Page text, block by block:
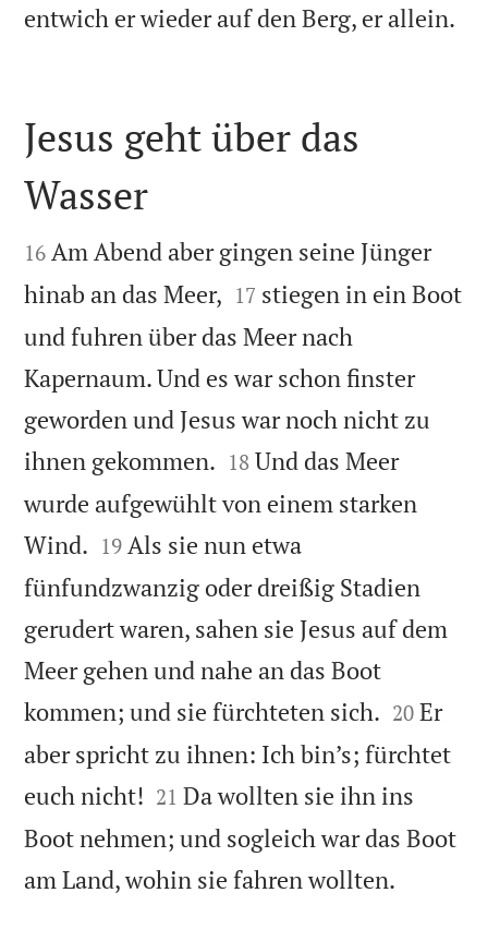
entwich er wieder auf den Berg, er allein.

Jesus geht über das
Wasser

16 Am Abend aber gingen seine Jünger
hinab an das Meer, 

17 stiegen in ein Boot
und fuhren über das Meer nach
Kapernaum. Und es war schon finster
geworden und Jesus war noch nicht zu
ihnen gekommen. 

18 Und das Meer
wurde aufgewühlt von einem starken
Wind. 

19 Als sie nun etwa
fünfundzwanzig oder dreißig Stadien
gerudert waren, sahen sie Jesus auf dem
Meer gehen und nahe an das Boot
kommen; und sie fürchteten sich. 

20 Er
aber spricht zu ihnen: Ich bin’s; fürchtet
euch nicht! 

21 Da wollten sie ihn ins
Boot nehmen; und sogleich war das Boot
am Land, wohin sie fahren wollten.